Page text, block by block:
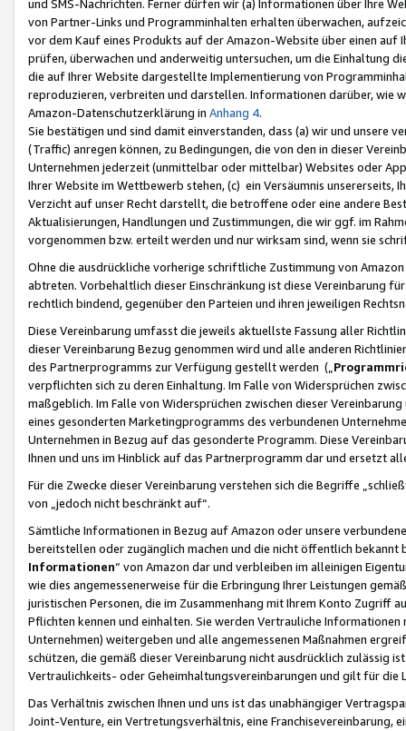
und SMS-Nachrichten. Ferner dürfen wir (a) Informationen über Ihre
von Partner-Links und Programminhalten erhalten überwachen,
vor dem Kauf eines Produkts auf der Amazon-Website über einen
prüfen, überwachen und anderweitig untersuchen, um die Einhaltung
die auf Ihrer Website dargestellte Implementierung von
reproduzieren, verbreiten und darstellen. Informationen darüber, wie
Amazon-Datenschutzerklärung in Anhang 4.
Sie bestätigen und sind damit einverstanden, dass (a) wir und
(Traffic) anregen können, zu Bedingungen, die von den in dieser
Unternehmen jederzeit (unmittelbar oder mittelbar) Websites oder
Ihrer Website im Wettbewerb stehen, (c) ein Versäumnis unsererseits,
Verzicht auf unser Recht darstellt, die betroffene oder eine andere
Aktualisierungen, Handlungen und Zustimmungen, die wir ggf. im
vorgenommen bzw. erteilt werden und nur wirksam sind, wenn sie
Ohne die ausdrückliche vorherige schriftliche Zustimmung von
abtreten. Vorbehaltlich dieser Einschränkung ist diese Vereinbarung
rechtlich bindend, gegenüber den Parteien und ihren jeweiligen
Diese Vereinbarung umfasst die jeweils aktuellste Fassung aller
dieser Vereinbarung Bezug genommen wird und alle anderen
des Partnerprogramms zur Verfügung gestellt werden („
verpflichten sich zu deren Einhaltung. Im Falle von Widersprüchen
maßgeblich. Im Falle von Widersprüchen zwischen dieser
eines gesonderten Marketingprogramms des verbundenen
Unternehmen in Bezug auf das gesonderte Programm. Diese
Ihnen und uns im Hinblick auf das Partnerprogramm dar und ersetzt
Für die Zwecke dieser Vereinbarung verstehen sich die Begriffe
von „jedoch nicht beschränkt auf“.
Sämtliche Informationen in Bezug auf Amazon oder unsere
bereitstellen oder zugänglich machen und die nicht öffentlich
Informationen“ von Amazon dar und verbleiben im alleinigen
wie dies angemessenerweise für die Erbringung Ihrer Leistungen
juristischen Personen, die im Zusammenhang mit Ihrem Konto
Pflichten kennen und einhalten. Sie werden Vertrauliche
Unternehmen) weitergeben und alle angemessenen Maßnahmen
schützen, die gemäß dieser Vereinbarung nicht ausdrücklich zulässig
Vertraulichkeits- oder Geheimhaltungsvereinbarungen und gilt für die
Das Verhältnis zwischen Ihnen und uns ist das unabhängiger
Joint-Venture, ein Vertretungsverhältnis, eine Franchisevereinbarung,